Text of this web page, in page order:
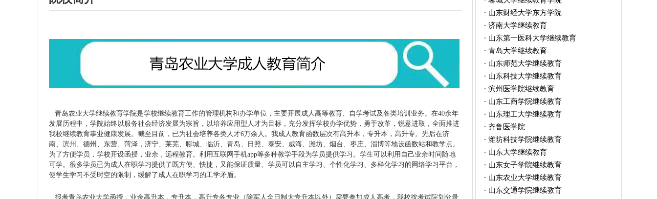
青岛农业大学继续教育学院是学校继续教育工作的管理机构和办学单位，主要开展成人高等教育、自学考试及各类培训业务。在40余年
发展历程中，学院始终以服务社会经济发展为宗旨，以培养应用型人才为目标，充分发挥学校办学优势，勇于改革，锐意进取，全面推进
我校继续教育事业健康发展。截至目前，已为社会培养各类人才6万余人。我成人教育函数层次有高升本，专升本，高升专。先后在济
南、滨州、德州、东营、菏泽，济宁、莱芜、聊城、临沂、青岛、日照、泰安、威海、潍坊、烟台、枣庄、淄博等地设函数站和教学点。
为了方便学员，学校开设函授，业余，远程教育。利用互联网手机app等多种教学手段为学员提供学习。学生可以利用自己业余时间随地
可学。很多学员已为成人在职学习提供了既方便、快捷，又能保证质量、学员可以自主学习、个性化学习、多样化学习的网络学习平台，
使学生学习不受时空的限制，缓解了成人在职学习的工学矛盾。
报考青岛农业大学函授，业余高升本，专升本，高升专各专业（除军人全日制大专升本以外）需要参加成人高考，我校按考试院划分录
· 山东财经大学东方学院
· 济南大学继续教育
· 山东第一医科大学继续教育
· 青岛大学继续教育
· 山东师范大学继续教育
· 山东科技大学继续教育
· 滨州医学院继续教育
· 山东工商学院继续教育
· 山东理工大学继续教育
· 齐鲁医学院
· 潍坊科技学院继续教育
· 山东大学继续教育
· 山东女子学院继续教育
· 山东农业大学继续教育
· 山东交通学院继续教育